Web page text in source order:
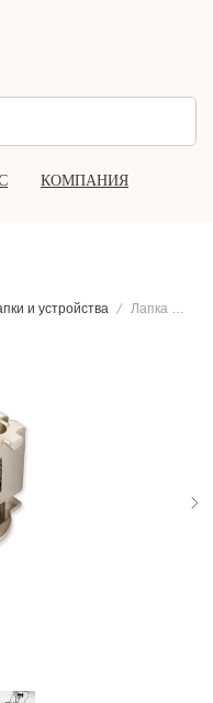
КОМПАНИЯ
и устройства Лапка для свободного машинного вышивания Bernina #24